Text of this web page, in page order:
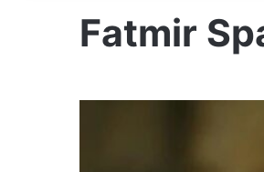
Fatmir